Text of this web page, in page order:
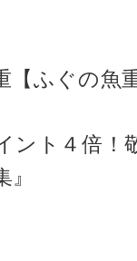
ふぐの魚重
ント４倍